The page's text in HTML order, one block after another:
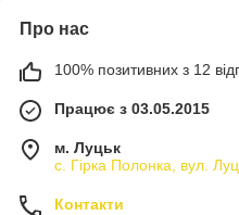
Про нас
100% позитивних з 12
Працює з 03.05.2015
м. Луцьк
с. Гірка Полонка, вул.
Контакти